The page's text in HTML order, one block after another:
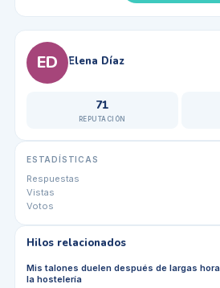
ED Elena Díaz
71
REPUTACIÓN
ESTADÍSTICAS
Respuestas
Vistas
Votos
Hilos relacionados
Mis talones duelen después de largas
la hostelería